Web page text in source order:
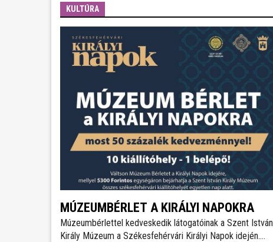
KULTÚRA
MÚZEUMBÉRLET A KIRÁLYI NAPOKRA
Múzeumbérlettel kedveskedik látogatóinak a Szent István
Király Múzeum a Székesfehérvári Királyi Napok idején.